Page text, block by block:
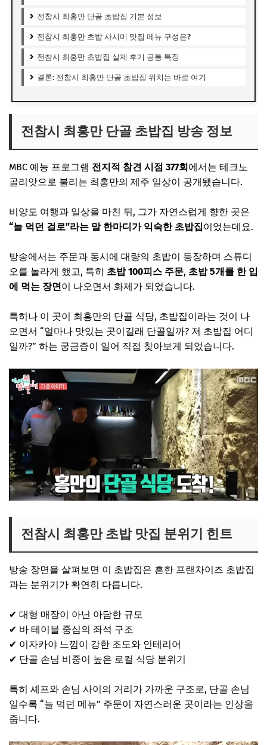
전참시 최홍만 단골 초밥집 기본 정보
전참시 최홍만 초밥 사시미 맛집 메뉴 구성은?
전참시 최홍만 초밥집 실제 후기 공통 특징
결론: 전참시 최홍만 단골 초밥집 위치는 바로 여기
전참시 최홍만 단골 초밥집 방송 정보
MBC 예능 프로그램 전지적 참견 시점 377회에서는 테크노
골리앗으로 불리는 최홍만의 제주 일상이 공개됐습니다.
비양도 여행과 일상을 마친 뒤, 그가 자연스럽게 향한 곳은
“늘 먹던 걸로”라는 말 한마디가 익숙한 초밥집이었는데요.
방송에서는 주문과 동시에 대량의 초밥이 등장하며 스튜디
오를 놀라게 했고, 특히 초밥 100피스 주문, 초밥 5개를 한 입
에 먹는 장면이 나오면서 화제가 되었습니다.
특히나 이 곳이 최홍만의 단골 식당, 초밥집이라는 것이 나
오면서 “얼마나 맛있는 곳이길래 단골일까? 저 초밥집 어디
일까?” 하는 궁금증이 일어 직접 찾아보게 되었습니다.
전참시 최홍만 초밥 맛집 분위기 힌트
방송 장면을 살펴보면 이 초밥집은 흔한 프랜차이즈 초밥집
과는 분위기가 확연히 다릅니다.
✔ 대형 매장이 아닌 아담한 규모
✔ 바 테이블 중심의 좌석 구조
✔ 이자카야 느낌이 강한 조도와 인테리어
✔ 단골 손님 비중이 높은 로컬 식당 분위기
특히 셰프와 손님 사이의 거리가 가까운 구조로, 단골 손님
일수록 “늘 먹던 메뉴” 주문이 자연스러운 곳이라는 인상을
줍니다.